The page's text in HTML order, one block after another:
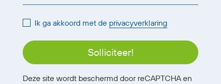
Ik ga akkoord met de privacyverklaring
Solliciteer!
Deze site wordt beschermd door reCAPTCHA en